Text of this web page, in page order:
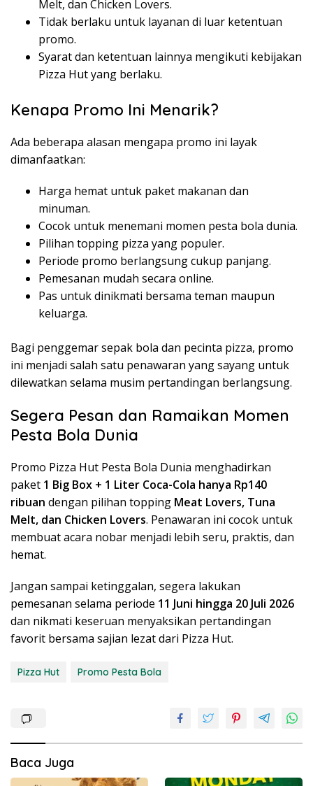
Melt, dan Chicken Lovers.
Tidak berlaku untuk layanan di luar ketentuan
promo.
Syarat dan ketentuan lainnya mengikuti kebijakan
Pizza Hut yang berlaku.
Kenapa Promo Ini Menarik?
Ada beberapa alasan mengapa promo ini layak
dimanfaatkan:
Harga hemat untuk paket makanan dan
minuman.
Cocok untuk menemani momen pesta bola dunia.
Pilihan topping pizza yang populer.
Periode promo berlangsung cukup panjang.
Pemesanan mudah secara online.
Pas untuk dinikmati bersama teman maupun
keluarga.
Bagi penggemar sepak bola dan pecinta pizza, promo
ini menjadi salah satu penawaran yang sayang untuk
dilewatkan selama musim pertandingan berlangsung.
Segera Pesan dan Ramaikan Momen
Pesta Bola Dunia
Promo Pizza Hut Pesta Bola Dunia menghadirkan
paket 1 Big Box + 1 Liter Coca-Cola hanya Rp140
ribuan dengan pilihan topping Meat Lovers, Tuna
Melt, dan Chicken Lovers. Penawaran ini cocok untuk
membuat acara nobar menjadi lebih seru, praktis, dan
hemat.
Jangan sampai ketinggalan, segera lakukan
pemesanan selama periode 11 Juni hingga 20 Juli 2026
dan nikmati keseruan menyaksikan pertandingan
favorit bersama sajian lezat dari Pizza Hut.
Pizza Hut Promo Pesta Bola
Baca Juga